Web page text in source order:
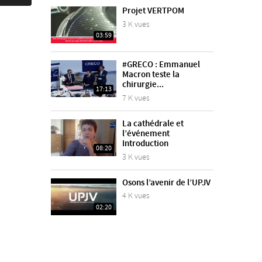
03:59
Projet VERTPOM
3 K vues
17:13
#GRECO : Emmanuel
Macron teste la
chirurgie...
7 K vues
08:20
La cathédrale et
l’événement
Introduction
3 K vues
02:20
Osons l’avenir de l’UPJV
4 K vues